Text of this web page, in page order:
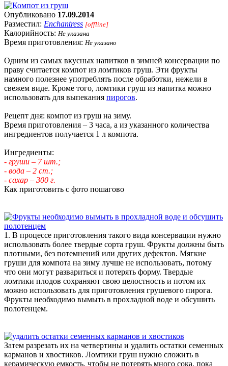
Опубликовано 17.09.2014
Разместил: Enchantress [offline]
Калорийность: Не указана
Время приготовления: Не указано
Одним из самых вкусных напитков в зимней консервации по
праву считается компот из ломтиков груш. Эти фрукты
намного полезнее употреблять после обработки, нежели в
свежем виде. Кроме того, ломтики груш из напитка можно
использовать для выпекания пирогов.
Рецепт дня: компот из груш на зиму.
Время приготовления – 3 часа, а из указанного количества
ингредиентов получается 1 л компота.
Ингредиенты:
- груши – 7 шт.;
- вода – 2 ст.;
- сахар – 300 г.
Как приготовить с фото пошагово
1. В процессе приготовления такого вида консервации нужно
использовать более твердые сорта груш. Фрукты должны быть
плотными, без потемнений или других дефектов. Мягкие
груши для компота на зиму лучше не использовать, потому
что они могут развариться и потерять форму. Твердые
ломтики плодов сохраняют свою целостность и потом их
можно использовать для приготовления грушевого пирога.
Фрукты необходимо вымыть в прохладной воде и обсушить
полотенцем.
Затем разрезать их на четвертины и удалить остатки семенных
карманов и хвостиков. Ломтики груш нужно сложить в
керамическую емкость, чтобы не потерять много сока, пока